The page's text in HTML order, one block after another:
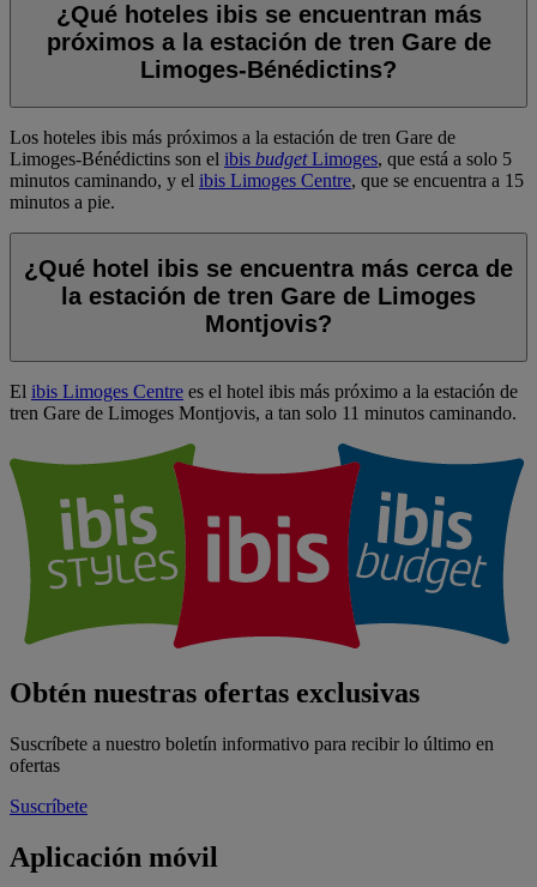
¿Qué hoteles ibis se encuentran más
próximos a la estación de tren Gare de
Limoges-Bénédictins?
Los hoteles ibis más próximos a la estación de tren Gare de
Limoges-Bénédictins son el ibis budgetLimoges, que está a solo 5
minutos caminando, y el ibis Limoges Centre, que se encuentra a 15
minutos a pie.
¿Qué hotel ibis se encuentra más cerca de
la estación de tren Gare de Limoges
Montjovis?
El ibis Limoges Centre es el hotel ibis más próximo a la estación de
tren Gare de Limoges Montjovis, a tan solo 11 minutos caminando.
Obtén nuestras ofertas exclusivas
Suscríbete a nuestro boletín informativo para recibir lo último en
ofertas
Suscríbete
Aplicación móvil